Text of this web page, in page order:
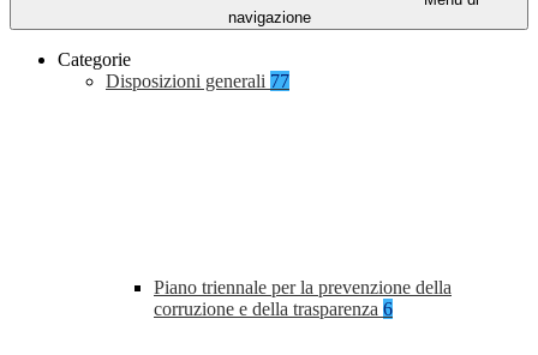
navigazione
Categorie
Disposizioni generali 77
Piano triennale per la prevenzione della
corruzione e della trasparenza 6